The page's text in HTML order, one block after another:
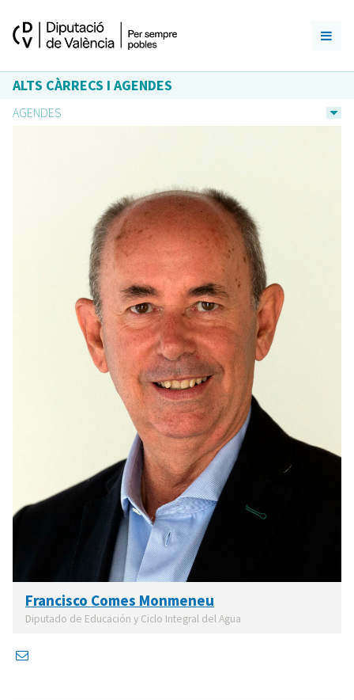
ALTS CÀRRECS I AGENDES
AGENDES
Francisco Comes Monmeneu
Diputado de Educación y Ciclo Integral del Agua